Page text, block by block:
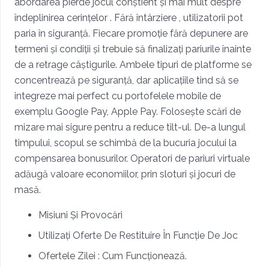
îndeplinirea cerințelor . Fără întârziere , utilizatorii pot
paria în siguranță. Fiecare promoție fără depunere are
termeni și condiții și trebuie să finalizați pariurile înainte
de a retrage câștigurile. Ambele tipuri de platforme se
concentrează pe siguranță, dar aplicațiile tind să se
integreze mai perfect cu portofelele mobile de
exemplu Google Pay, Apple Pay. Folosește scări de
mizare mai sigure pentru a reduce tilt-ul. De-a lungul
timpului, scopul se schimbă de la bucuria jocului la
compensarea bonusurilor. Operatori de pariuri virtuale
adăugă valoare economiilor, prin sloturi și jocuri de
masă.
Misiuni Și Provocări
Utilizați Oferte De Restituire În Funcție De Joc
Ofertele Zilei : Cum Funcționează.